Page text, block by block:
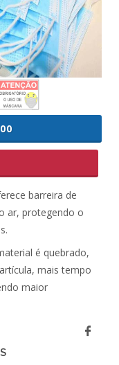
barreira de
ar, protegendo o
é quebrado,
mais tempo
maior